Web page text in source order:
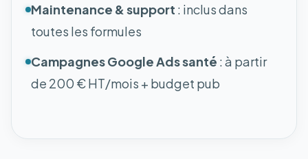
Maintenance & support : inclus dans
toutes les formules
Campagnes Google Ads santé : à partir
de 200 € HT/mois + budget pub